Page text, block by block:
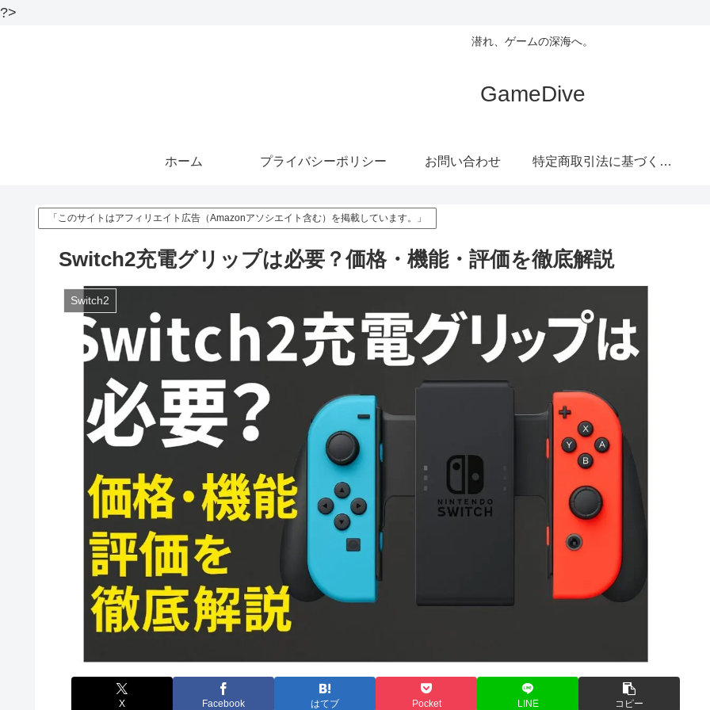
?>
潜れ、ゲームの深海へ。
GameDive
ホーム プライバシーポリシー お問い合わせ 特定商取引法に基づく表記
「このサイトはアフィリエイト広告（Amazonアソシエイト含む）を掲載しています。」
Switch2充電グリップは必要？価格・機能・評価を徹底解説
Switch2
X Facebook はてブ Pocket LINE コピー